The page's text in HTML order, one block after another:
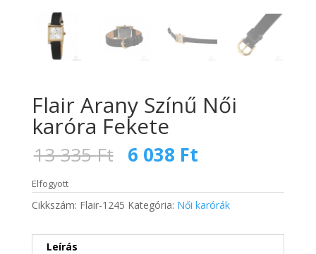
Flair Arany Színű Női
karóra Fekete
13 335Ft Original
price
was:
13
335 Ft.
6 038 Ft
is:
6
Elfogyott
Cikkszám: Flair-1245 Kategória: Női karórák
Leírás